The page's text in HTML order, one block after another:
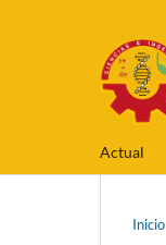
Actual
Inicio